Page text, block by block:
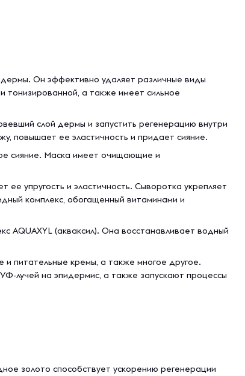
дермы. Он эффективно удаляет различные виды
тонизированной, а также имеет сильное
слой дермы и запустить регенерацию внутри
повышает ее эластичность и придает сияние.
сияние. Маска имеет очищающие и
упругость и эластичность. Сыворотка укрепляет
комплекс, обогащенный витаминами и
AQUAXYL (акваксил). Она восстанавливает водный
и питательные кремы, а также многое другое.
лучей на эпидермис, а также запускают процессы
золото способствует ускорению регенерации